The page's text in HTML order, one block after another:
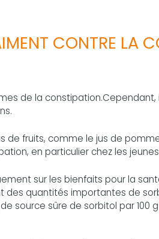
CONTRE LA
de la constipation.Cependant,
de fruits, comme le jus de
en particulier chez les
sur les bienfaits pour la
des quantités importantes de
source sûre de sorbitol par 100